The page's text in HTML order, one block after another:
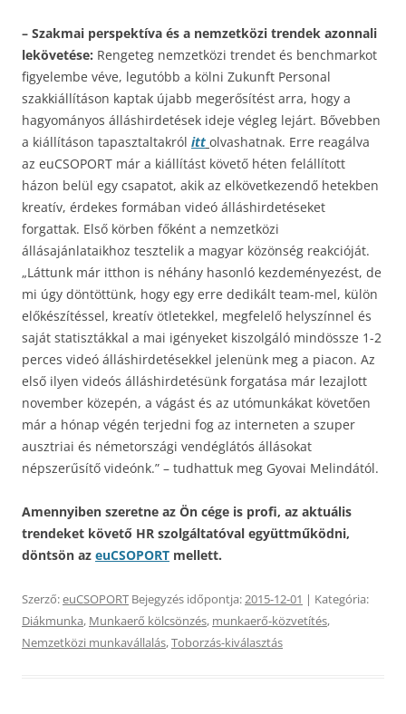
– Szakmai perspektíva és a nemzetközi trendek azonnali
lekövetése: Rengeteg nemzetközi trendet és benchmarkot
figyelembe véve, legutóbb a kölni Zukunft Personal
szakkiállításon kaptak újabb megerősítést arra, hogy a
hagyományos álláshirdetések ideje végleg lejárt. Bővebben
a kiállításon tapasztaltakról itt olvashatnak. Erre reagálva
az euCSOPORT már a kiállítást követő héten felállított
házon belül egy csapatot, akik az elkövetkezendő hetekben
kreatív, érdekes formában videó álláshirdetéseket
forgattak. Első körben főként a nemzetközi
állásajánlataikhoz tesztelik a magyar közönség reakcióját.
„Láttunk már itthon is néhány hasonló kezdeményezést, de
mi úgy döntöttünk, hogy egy erre dedikált team-mel, külön
előkészítéssel, kreatív ötletekkel, megfelelő helyszínnel és
saját statisztákkal a mai igényeket kiszolgáló mindössze 1-2
perces videó álláshirdetésekkel jelenünk meg a piacon. Az
első ilyen videós álláshirdetésünk forgatása már lezajlott
november közepén, a vágást és az utómunkákat követően
már a hónap végén terjedni fog az interneten a szuper
ausztriai és németországi vendéglátós állásokat
népszerűsítő videónk.” – tudhattuk meg Gyovai Melindától.
Amennyiben szeretne az Ön cége is profi, az aktuális
trendeket követő HR szolgáltatóval együttműködni,
döntsön az euCSOPORT mellett.
Szerző:euCSOPORT Bejegyzés időpontja:2015-12-01 | Kategória:
Diákmunka, Munkaerő kölcsönzés, munkaerő-közvetítés,
Nemzetközi munkavállalás,Toborzás-kiválasztás